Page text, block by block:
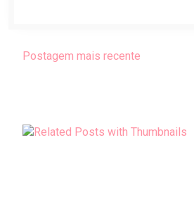
Postagem mais recente